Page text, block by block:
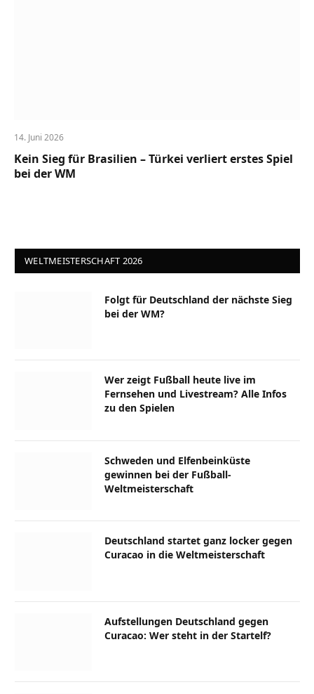
14. Juni 2026
Kein Sieg für Brasilien – Türkei verliert erstes Spiel
bei der WM
WELTMEISTERSCHAFT 2026
Folgt für Deutschland der nächste Sieg
bei der WM?
Wer zeigt Fußball heute live im
Fernsehen und Livestream? Alle Infos
zu den Spielen
Schweden und Elfenbeinküste
gewinnen bei der Fußball-
Weltmeisterschaft
Deutschland startet ganz locker gegen
Curacao in die Weltmeisterschaft
Aufstellungen Deutschland gegen
Curacao: Wer steht in der Startelf?